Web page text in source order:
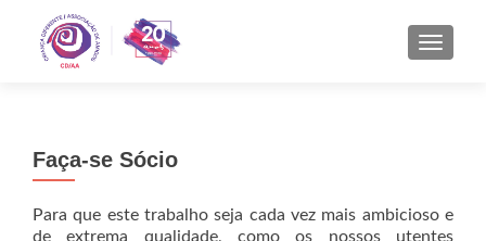
Faça-se Sócio
Para que este trabalho seja cada vez mais ambicioso e
de extrema qualidade, como os nossos utentes